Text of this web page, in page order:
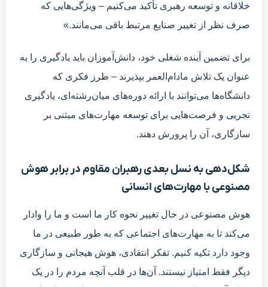
خلاقانه و توسعه رهبری تأکید می‌کنیم – ویژگی‌هایی که
صرف نظر از تغییر صنایع مرتبط باقی می‌مانند.»
برای تضمین آینده شغلی خود، دانش‌آموزان باید یادگیری را به
عنوان یک تلاش مادام‌العمر بپذیرند – طرز فکری که
دانشگاه‌ها می‌توانند با ارائه دوره‌های میان‌رشته‌ای، یادگیری
تجربی و فرصت‌هایی برای توسعه مهارت‌های مبتنی بر
سازگاری، آن را پرورش دهند.
شکل‌دهی به نسل بعدی رهبران مقاوم در برابر هوش
مصنوعی با مهارت‌های انسانی
هوش مصنوعی در حال تغییر نحوه کار ما است و ما را وادار
می‌کند تا به مهارت‌های اجتماعی که به طور طبیعی در ما
وجود دارد تکیه کنیم. تفکر انتقادی، هوش هیجانی و سازگاری
دیگر فقط امتیاز نیستند. آن‌ها در قلب آنچه مردم را در یک